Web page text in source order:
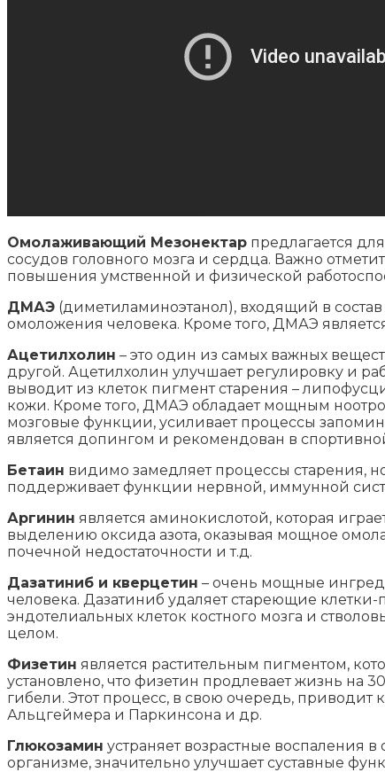
Омолаживающий Мезонектар предлагается
сосудов головного мозга и сердца. Важно
повышения умственной и физической
ДМАЭ (диметиламиноэтанол), входящий в
омоложения человека. Кроме того, ДМАЭ
Ацетилхолин – это один из самых важных
другой. Ацетилхолин улучшает регулировку и
выводит из клеток пигмент старения –
кожи. Кроме того, ДМАЭ обладает мощным
мозговые функции, усиливает процессы
является допингом и рекомендован в
Бетаин видимо замедляет процессы старения,
поддерживает функции нервной, иммунной
Аргинин является аминокислотой, которая
выделению оксида азота, оказывая мощное
почечной недостаточности и т.д.
Дазатиниб и кверцетин – очень мощные
человека. Дазатиниб удаляет стареющие
эндотелиальных клеток костного мозга и
целом.
Физетин является растительным пигментом,
установлено, что физетин продлевает жизнь на
гибели. Этот процесс, в свою очередь,
Альцгеймера и Паркинсона и др.
Глюкозамин устраняет возрастные воспаления
организме, значительно улучшает суставные